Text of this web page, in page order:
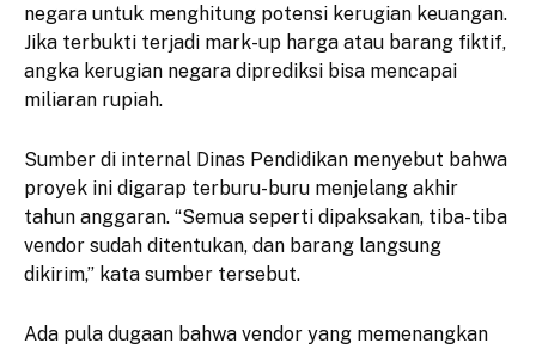
negara untuk menghitung potensi kerugian keuangan.
Jika terbukti terjadi mark-up harga atau barang fiktif,
angka kerugian negara diprediksi bisa mencapai
miliaran rupiah.
Sumber di internal Dinas Pendidikan menyebut bahwa
proyek ini digarap terburu-buru menjelang akhir
tahun anggaran. “Semua seperti dipaksakan, tiba-tiba
vendor sudah ditentukan, dan barang langsung
dikirim,” kata sumber tersebut.
Ada pula dugaan bahwa vendor yang memenangkan